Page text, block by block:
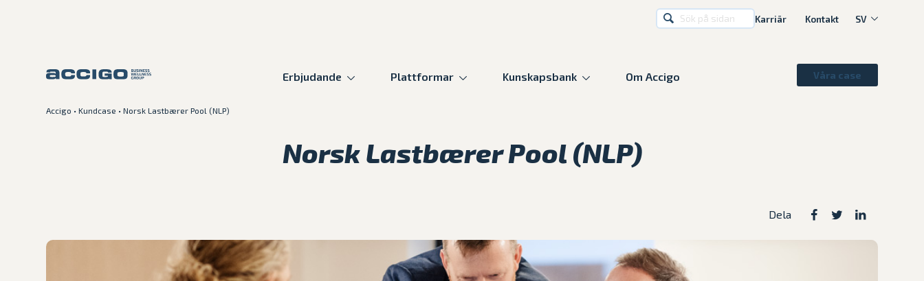
Karriär Kontakt SV
Erbjudande Plattformar Kunskapsbank Om Accigo Våra case
Karriär Kontakt
Kunskapsbank
Accigo •Kundcase •Norsk Lastbærer Pool (NLP)
Norsk Lastbærer Pool (NLP)
Dela